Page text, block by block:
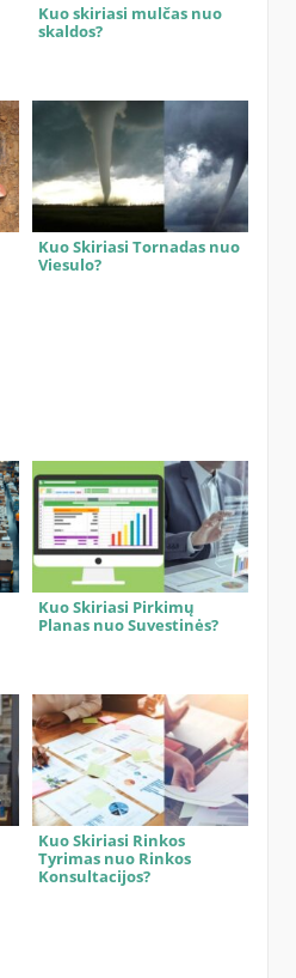
Kuo skiriasi mulčas nuo
skaldos?
Kuo Skiriasi Tornadas nuo
Viesulo?
Kuo Skiriasi Pirkimų
Planas nuo Suvestinės?
Kuo Skiriasi Rinkos
Tyrimas nuo Rinkos
Konsultacijos?